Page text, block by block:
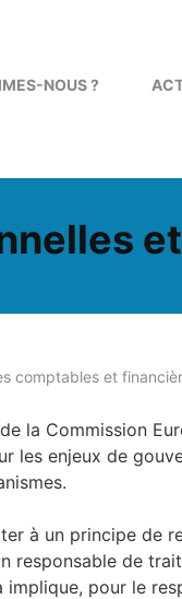
NOUS ?
comptables et
la Commission
les enjeux de
à un principe de
responsable de
pour le